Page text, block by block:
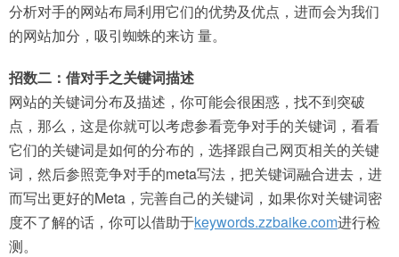
分析对手的网站布局利用它们的优势及优点，进而会为我们
的网站加分，吸引蜘蛛的来访 量。
招数二：借对手之关键词描述
网站的关键词分布及描述，你可能会很困惑，找不到突破
点，那么，这是你就可以考虑参看竞争对手的关键词，看看
它们的关键词是如何的分布的，选择跟自己网页相关的关键
词，然后参照竞争对手的meta写法，把关键词融合进去，进
而写出更好的Meta，完善自己的关键词，如果你对关键词密
度不了解的话，你可以借助于keywords.zzbaike.com进行检
测。